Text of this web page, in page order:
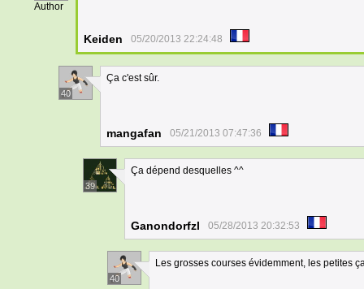
Author
Keiden 05/20/2013 22:24:48
40
Ça c'est sûr.
mangafan 05/21/2013 07:47:36
39
Ça dépend desquelles ^^
Ganondorfzl 05/28/2013 20:32:53
40
Les grosses courses évidemment, les petites